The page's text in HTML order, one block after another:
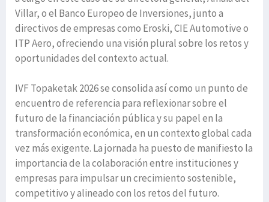
Villar, o el Banco Europeo de Inversiones, junto a
directivos de empresas como Eroski, CIE Automotive o
ITP Aero, ofreciendo una visión plural sobre los retos y
oportunidades del contexto actual.
IVF Topaketak 2026 se consolida así como un punto de
encuentro de referencia para reflexionar sobre el
futuro de la financiación pública y su papel en la
transformación económica, en un contexto global cada
vez más exigente. La jornada ha puesto de manifiesto la
importancia de la colaboración entre instituciones y
empresas para impulsar un crecimiento sostenible,
competitivo y alineado con los retos del futuro.